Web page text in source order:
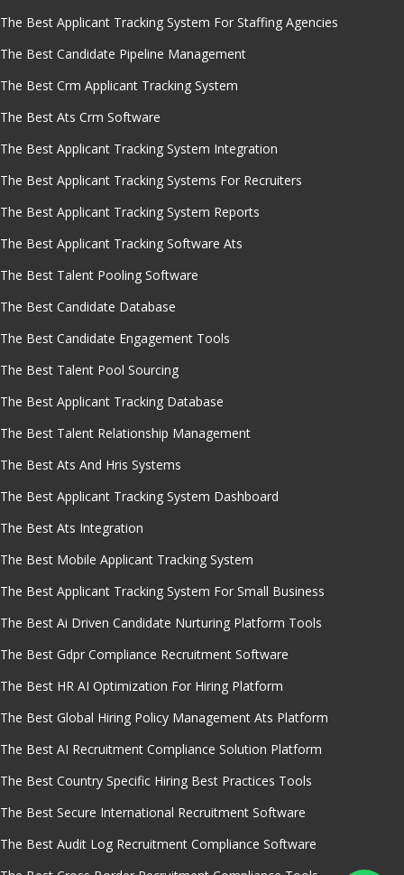
The Best Applicant Tracking System For Staffing Agencies
The Best Candidate Pipeline Management
The Best Crm Applicant Tracking System
The Best Ats Crm Software
The Best Applicant Tracking System Integration
The Best Applicant Tracking Systems For Recruiters
The Best Applicant Tracking System Reports
The Best Applicant Tracking Software Ats
The Best Talent Pooling Software
The Best Candidate Database
The Best Candidate Engagement Tools
The Best Talent Pool Sourcing
The Best Applicant Tracking Database
The Best Talent Relationship Management
The Best Ats And Hris Systems
The Best Applicant Tracking System Dashboard
The Best Ats Integration
The Best Mobile Applicant Tracking System
The Best Applicant Tracking System For Small Business
The Best Ai Driven Candidate Nurturing Platform Tools
The Best Gdpr Compliance Recruitment Software
The Best HR AI Optimization For Hiring Platform
The Best Global Hiring Policy Management Ats Platform
The Best AI Recruitment Compliance Solution Platform
The Best Country Specific Hiring Best Practices Tools
The Best Secure International Recruitment Software
The Best Audit Log Recruitment Compliance Software